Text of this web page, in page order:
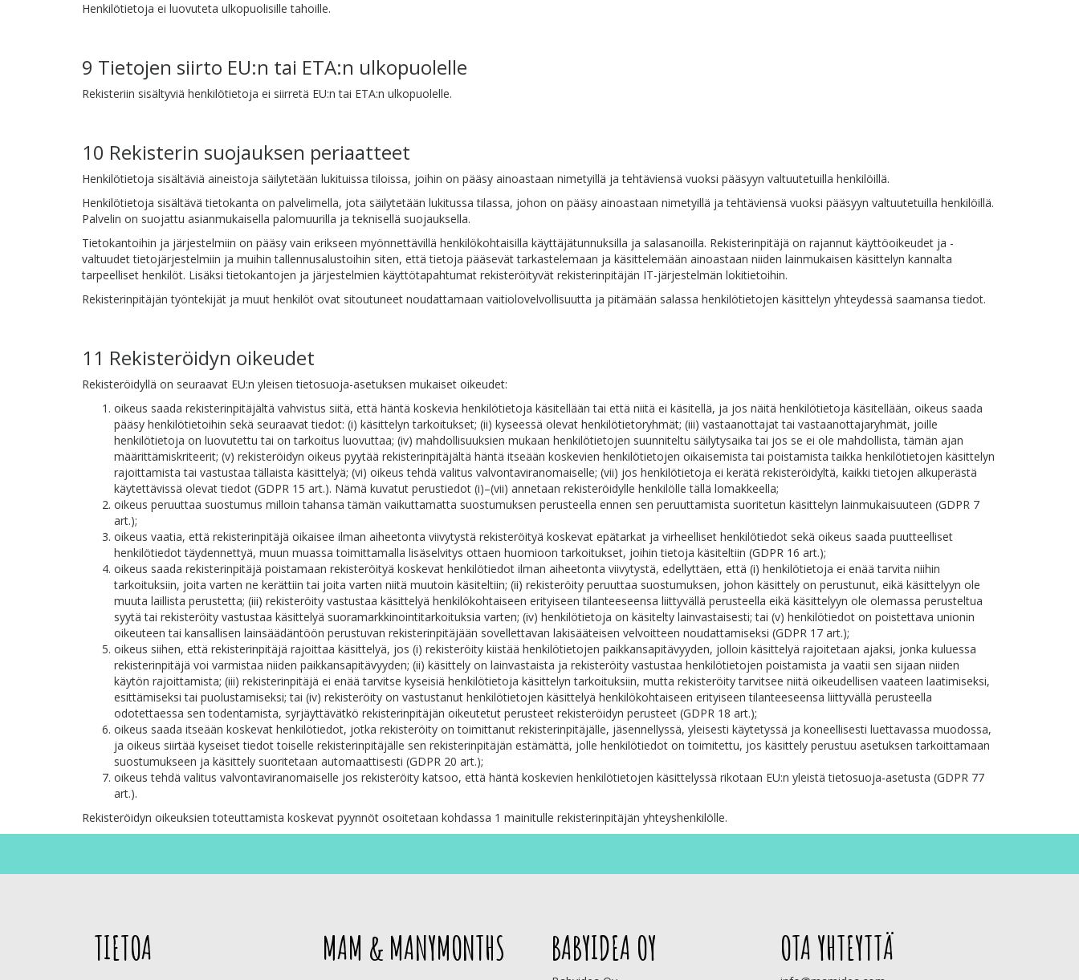
Henkilötietoja ei luovuteta ulkopuolisille tahoille.
9 Tietojen siirto EU:n tai ETA:n ulkopuolelle
Rekisteriin sisältyviä henkilötietoja ei siirretä EU:n tai ETA:n ulkopuolelle.
10 Rekisterin suojauksen periaatteet
Henkilötietoja sisältäviä aineistoja säilytetään lukituissa tiloissa, joihin on pääsy ainoastaan nimetyillä ja tehtäviensä vuoksi pääsyyn valtuutetuilla henkilöillä.
Henkilötietoja sisältävä tietokanta on palvelimella, jota säilytetään lukitussa tilassa, johon on pääsy ainoastaan nimetyillä ja tehtäviensä vuoksi pääsyyn valtuutetuilla henkilöillä.
Palvelin on suojattu asianmukaisella palomuurilla ja teknisellä suojauksella.
Tietokantoihin ja järjestelmiin on pääsy vain erikseen myönnettävillä henkilökohtaisilla käyttäjätunnuksilla ja salasanoilla. Rekisterinpitäjä on rajannut käyttöoikeudet ja -
valtuudet tietojärjestelmiin ja muihin tallennusalustoihin siten, että tietoja pääsevät tarkastelemaan ja käsittelemään ainoastaan niiden lainmukaisen käsittelyn kannalta
tarpeelliset henkilöt. Lisäksi tietokantojen ja järjestelmien käyttötapahtumat rekisteröityvät rekisterinpitäjän IT-järjestelmän lokitietoihin.
Rekisterinpitäjän työntekijät ja muut henkilöt ovat sitoutuneet noudattamaan vaitiolovelvollisuutta ja pitämään salassa henkilötietojen käsittelyn yhteydessä saamansa tiedot.
11 Rekisteröidyn oikeudet
Rekisteröidyllä on seuraavat EU:n yleisen tietosuoja-asetuksen mukaiset oikeudet:
oikeus saada rekisterinpitäjältä vahvistus siitä, että häntä koskevia henkilötietoja käsitellään tai että niitä ei käsitellä, ja jos näitä henkilötietoja käsitellään, oikeus saada
pääsy henkilötietoihin sekä seuraavat tiedot: (i) käsittelyn tarkoitukset; (ii) kyseessä olevat henkilötietoryhmät; (iii) vastaanottajat tai vastaanottajaryhmät, joille
henkilötietoja on luovutettu tai on tarkoitus luovuttaa; (iv) mahdollisuuksien mukaan henkilötietojen suunniteltu säilytysaika tai jos se ei ole mahdollista, tämän ajan
määrittämiskriteerit; (v) rekisteröidyn oikeus pyytää rekisterinpitäjältä häntä itseään koskevien henkilötietojen oikaisemista tai poistamista taikka henkilötietojen käsittelyn
rajoittamista tai vastustaa tällaista käsittelyä; (vi) oikeus tehdä valitus valvontaviranomaiselle; (vii) jos henkilötietoja ei kerätä rekisteröidyltä, kaikki tietojen alkuperästä
käytettävissä olevat tiedot (GDPR 15 art.). Nämä kuvatut perustiedot (i)–(vii) annetaan rekisteröidylle henkilölle tällä lomakkeella;
oikeus peruuttaa suostumus milloin tahansa tämän vaikuttamatta suostumuksen perusteella ennen sen peruuttamista suoritetun käsittelyn lainmukaisuuteen (GDPR 7
art.);
oikeus vaatia, että rekisterinpitäjä oikaisee ilman aiheetonta viivytystä rekisteröityä koskevat epätarkat ja virheelliset henkilötiedot sekä oikeus saada puutteelliset
henkilötiedot täydennettyä, muun muassa toimittamalla lisäselvitys ottaen huomioon tarkoitukset, joihin tietoja käsiteltiin (GDPR 16 art.);
oikeus saada rekisterinpitäjä poistamaan rekisteröityä koskevat henkilötiedot ilman aiheetonta viivytystä, edellyttäen, että (i) henkilötietoja ei enää tarvita niihin
tarkoituksiin, joita varten ne kerättiin tai joita varten niitä muutoin käsiteltiin; (ii) rekisteröity peruuttaa suostumuksen, johon käsittely on perustunut, eikä käsittelyyn ole
muuta laillista perustetta; (iii) rekisteröity vastustaa käsittelyä henkilökohtaiseen erityiseen tilanteeseensa liittyvällä perusteella eikä käsittelyyn ole olemassa perusteltua
syytä tai rekisteröity vastustaa käsittelyä suoramarkkinointitarkoituksia varten; (iv) henkilötietoja on käsitelty lainvastaisesti; tai (v) henkilötiedot on poistettava unionin
oikeuteen tai kansallisen lainsäädäntöön perustuvan rekisterinpitäjään sovellettavan lakisääteisen velvoitteen noudattamiseksi (GDPR 17 art.);
oikeus siihen, että rekisterinpitäjä rajoittaa käsittelyä, jos (i) rekisteröity kiistää henkilötietojen paikkansapitävyyden, jolloin käsittelyä rajoitetaan ajaksi, jonka kuluessa
rekisterinpitäjä voi varmistaa niiden paikkansapitävyyden; (ii) käsittely on lainvastaista ja rekisteröity vastustaa henkilötietojen poistamista ja vaatii sen sijaan niiden
käytön rajoittamista; (iii) rekisterinpitäjä ei enää tarvitse kyseisiä henkilötietoja käsittelyn tarkoituksiin, mutta rekisteröity tarvitsee niitä oikeudellisen vaateen laatimiseksi,
esittämiseksi tai puolustamiseksi; tai (iv) rekisteröity on vastustanut henkilötietojen käsittelyä henkilökohtaiseen erityiseen tilanteeseensa liittyvällä perusteella
odotettaessa sen todentamista, syrjäyttävätkö rekisterinpitäjän oikeutetut perusteet rekisteröidyn perusteet (GDPR 18 art.);
oikeus saada itseään koskevat henkilötiedot, jotka rekisteröity on toimittanut rekisterinpitäjälle, jäsennellyssä, yleisesti käytetyssä ja koneellisesti luettavassa muodossa,
ja oikeus siirtää kyseiset tiedot toiselle rekisterinpitäjälle sen rekisterinpitäjän estämättä, jolle henkilötiedot on toimitettu, jos käsittely perustuu asetuksen tarkoittamaan
suostumukseen ja käsittely suoritetaan automaattisesti (GDPR 20 art.);
oikeus tehdä valitus valvontaviranomaiselle jos rekisteröity katsoo, että häntä koskevien henkilötietojen käsittelyssä rikotaan EU:n yleistä tietosuoja-asetusta (GDPR 77
art.).
Rekisteröidyn oikeuksien toteuttamista koskevat pyynnöt osoitetaan kohdassa 1 mainitulle rekisterinpitäjän yhteyshenkilölle.
TIETOA MAM & MANYMONTHS BABYIDEA OY OTA YHTEYTTÄ